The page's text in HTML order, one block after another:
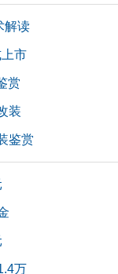
解读
市
赏
装
鉴赏
万